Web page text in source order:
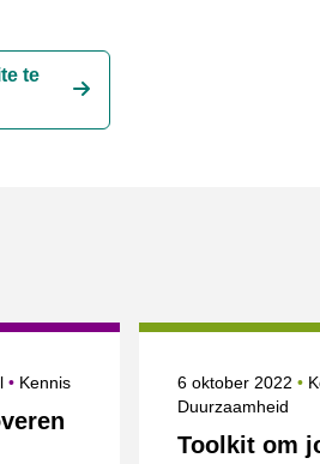
te
Onderwerpen
Kennis
Toolkit om
Gepubliceerd op
6 oktober 2022
Duurzaamheid